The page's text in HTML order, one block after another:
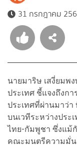
31 กรกฎาคม
นายมาริษ เสงี่ยมพ
ประเทศ ชี้แจงถึงก
ประเทศที่ผ่านมาว่า
บนเวทีระหว่างปร
ไทย-กัมพูชา ซึ่งแม้
คณะมนตรีความมั่น